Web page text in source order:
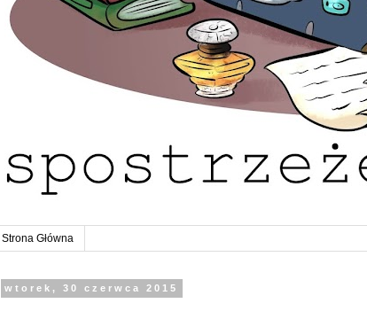
Strona Główna
wtorek, 30 czerwca 2015